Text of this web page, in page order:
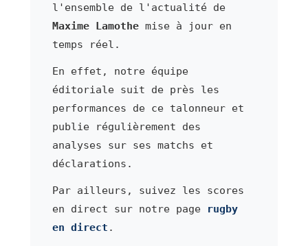
l'ensemble de l'actualité de
Maxime Lamothemise à jour en
temps réel.
En effet, notre équipe
éditoriale suit de près les
performances de ce talonneur et
publie régulièrement des
analyses sur ses matchs et
déclarations.
Par ailleurs, suivez les scores
en direct sur notre page
rugby
en direct .